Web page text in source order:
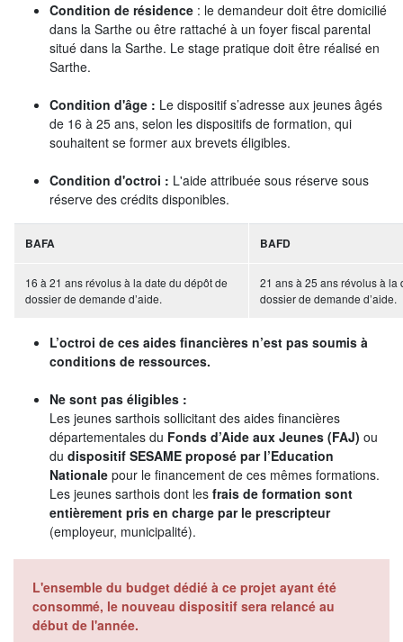
Le budget 2026
Priorités et grands projets 2026
2021-2025 : 4 ans d'actions !
Plan de relance: le Département, acteur
Recrutement et emploi
Les services en ligne
Contacter le Département
NOS ACTIONS
Solidarité, autonomie et santé
Emploi, insertion et logement
Développement des territoires,
agriculture, développement durable et
transition énergétique
Usages et services numériques en
Sarthe
Infrastructures routières, mobilités et
réseaux électriques
Jeunesse, éducation, citoyenneté et
enseignement supérieur
Condition de résidence : le demandeur doit être domicilié
dans la Sarthe ou être rattaché à un foyer fiscal parental
situé dans la Sarthe. Le stage pratique doit être réalisé en
Sarthe.
Condition d'âge : Le dispositif s’adresse aux jeunes âgés
de 16 à 25 ans, selon les dispositifs de formation, qui
souhaitent se former aux brevets éligibles.
Condition d'octroi : L'aide attribuée sous réserve sous
réserve des crédits disponibles.
BAFA BAFD
16 à 21 ans révolus à la date du dépôt de
dossier de demande d’aide.
21 ans à 25 ans révolus à la
dossier de demande d’aide.
L’octroi de ces aides financières n’est pas soumis à
conditions de ressources.
Ne sont pas éligibles :
Les jeunes sarthois sollicitant des aides financières
départementales du Fonds d’Aide aux Jeunes (FAJ) ou
du dispositif SESAME proposé par l’Education
Nationale pour le financement de ces mêmes formations.
Les jeunes sarthois dont les frais de formation sont
entièrement pris en charge par le prescripteur
(employeur, municipalité).
L'ensemble du budget dédié à ce projet ayant été
consommé, le nouveau dispositif sera relancé au
début de l'année.